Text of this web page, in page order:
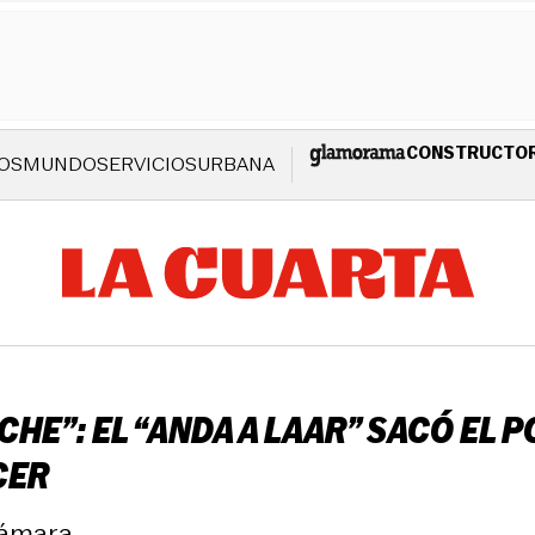
MUNDOSERVICIOSURBANA
EL “ANDA A LAAR” SACÓ EL